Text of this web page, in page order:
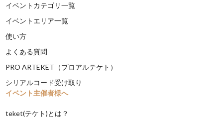
イベントカテゴリ一覧
イベントエリア一覧
使い方
よくある質問
PRO ARTEKET（プロアルテケト）
シリアルコード受け取り
イベント主催者様へ
teket(テケト)とは？